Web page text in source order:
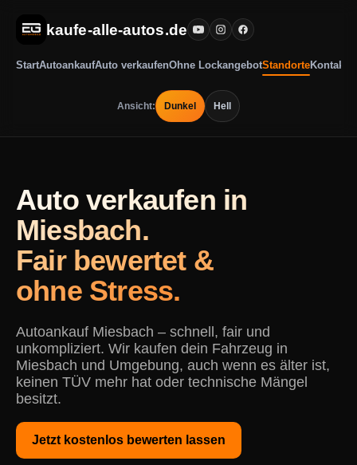
kaufe-alle-autos.de
StartAutoankaufAuto verkaufenOhne LockangebotStandorteKontakt
Ansicht: Dunkel Hell
Auto verkaufen in
Miesbach.
Fair bewertet &
ohne Stress.
Autoankauf Miesbach – schnell, fair und
unkompliziert. Wir kaufen dein Fahrzeug in
Miesbach und Umgebung, auch wenn es älter ist,
keinen TÜV mehr hat oder technische Mängel
besitzt.
Jetzt kostenlos bewerten lassen